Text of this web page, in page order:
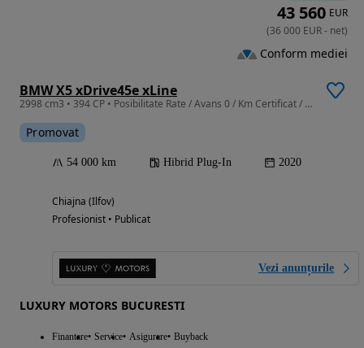
BMW X5 xDrive45e xLine
2998 cm3 • 394 CP • Posibilitate Rate / Avans 0 / Km Certificat / Garantie Extinsa
Promovat
54 000 km Hibrid Plug-In 2020
Chiajna (Ilfov)
Profesionist • Publicat
Vezi anunțurile
LUXURY MOTORS BUCURESTI
Finantare Service Asigurare Buyback
43 560 EUR
(36 000 EUR- net)
Conform mediei